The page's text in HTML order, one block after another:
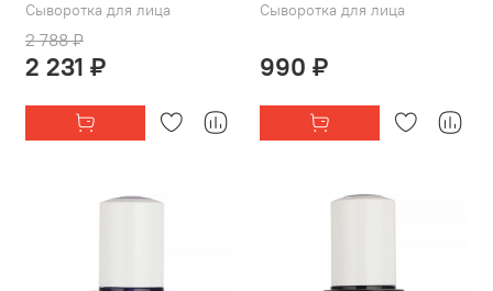
Сыворотка для лица
2 788 ₽
2 231 ₽
Сыворотка для лица
990 ₽